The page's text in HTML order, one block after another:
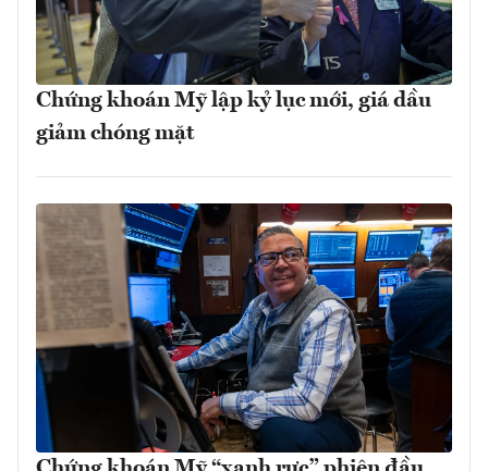
Chứng khoán Mỹ lập kỷ lục mới, giá dầu
giảm chóng mặt